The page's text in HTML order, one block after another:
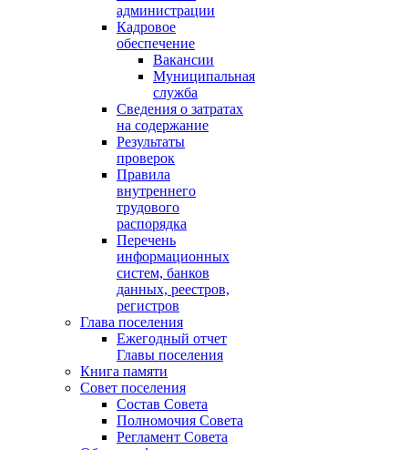
администрации
Кадровое
обеспечение
Вакансии
Муниципальная
служба
Сведения о затратах
на содержание
Результаты
проверок
Правила
внутреннего
трудового
распорядка
Перечень
информационных
систем, банков
данных, реестров,
регистров
Глава поселения
Ежегодный отчет
Главы поселения
Книга памяти
Совет поселения
Состав Совета
Полномочия Совета
Регламент Совета